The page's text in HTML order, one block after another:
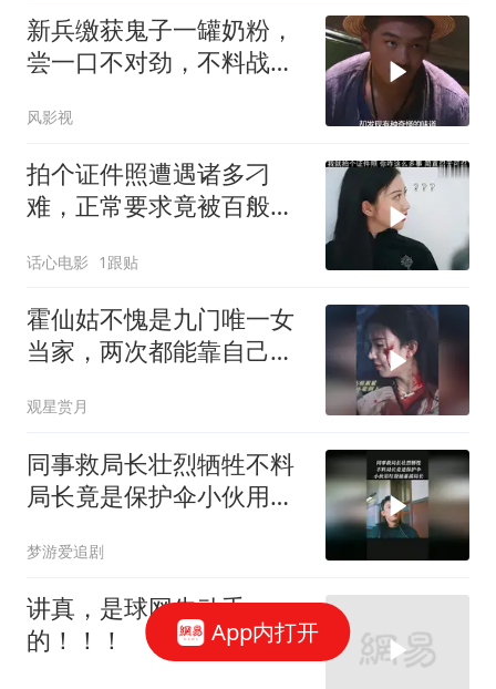
新兵缴获鬼子一罐奶粉，
尝一口不对劲，不料战友
风影视
拍个证件照遭遇诸多刁
难，正常要求竟被百般推
话心电影 1跟贴
霍仙姑不愧是九门唯一女
当家，两次都能靠自己逆
观星赏月
同事救局长壮烈牺牲不料
局长竟是保护伞小伙用垃
梦游爱追剧
讲真，是球网先动手
的！！！
App内打开